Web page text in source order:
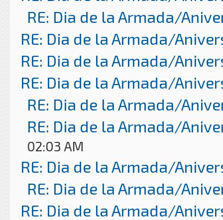
RE: Dia de la Armada/
RE: Dia de la Armada/
RE: Dia de la Armada/
RE: Dia de la Armada/
RE: Dia de la Armada/
RE: Dia de la Armada/
02:03 AM
RE: Dia de la Armada/
RE: Dia de la Armada/
RE: Dia de la Armada/